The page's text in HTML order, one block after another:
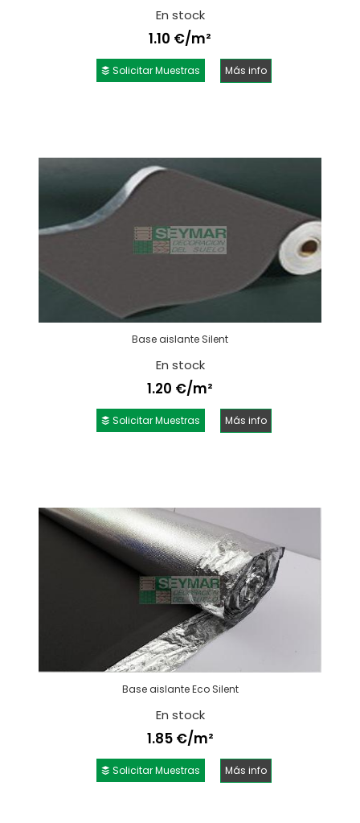
En stock
1.10 €/m²
Solicitar Muestras Más info
Base aislante Silent
En stock
1.20 €/m²
Solicitar Muestras Más info
Base aislante Eco Silent
En stock
1.85 €/m²
Solicitar Muestras Más info